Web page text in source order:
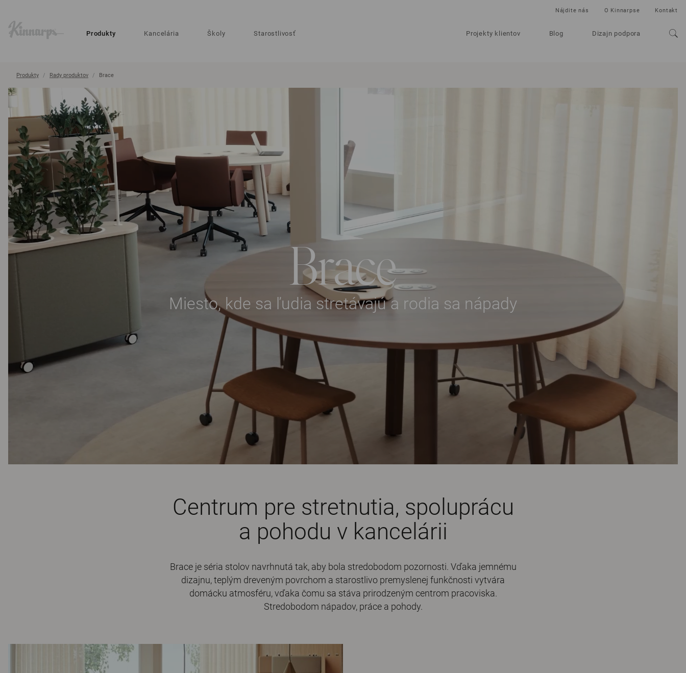
Produkty Kancelária Školy Starostlivosť Projekty klientov Blog Dizajn podpora
Nájdite nás O Kinnarpse Kontakt
Produkty Rady produktov Brace
Brace
Miesto, kde sa ľudia stretávajú a rodia sa nápady
Centrum pre stretnutia, spoluprácu
a pohodu v kancelárii
Brace je séria stolov navrhnutá tak, aby bola stredobodom pozornosti. Vďaka jemnému
dizajnu, teplým dreveným povrchom a starostlivo premyslenej funkčnosti vytvára
domácku atmosféru, vďaka čomu sa stáva prirodzeným centrom pracoviska.
Stredobodom nápadov, práce a pohody.